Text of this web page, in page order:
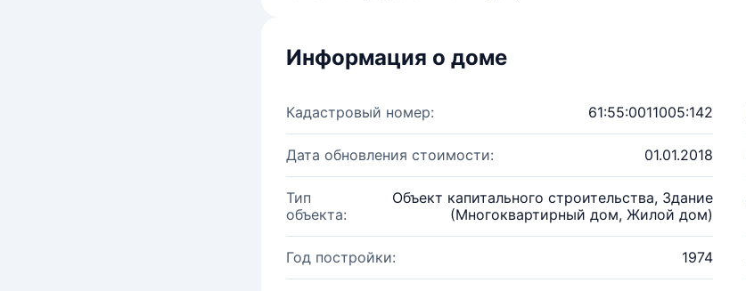
Информация о доме
Кадастровый номер: 61:55:0011005:142
Дата обновления стоимости: 01.01.2018
Тип
объекта:
Объект капитального строительства, Здание
(Многоквартирный дом, Жилой дом)
Год постройки: 1974